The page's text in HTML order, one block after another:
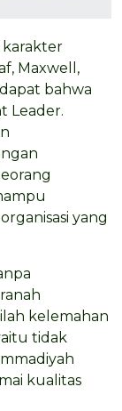
karakter
Maxwell,
bahwa
Leader.
yang
kelemahan
tidak
kualitas